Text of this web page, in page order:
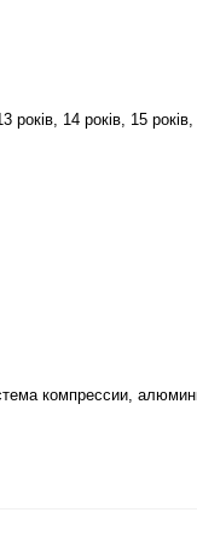
років, 14 років, 15
компрессии,